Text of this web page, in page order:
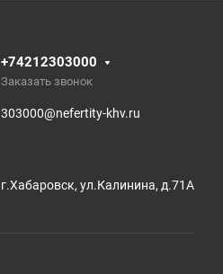
+74212303000
Заказать звонок
303000@nefertity-khv.ru
г.Хабаровск, ул.Калинина, д.71А